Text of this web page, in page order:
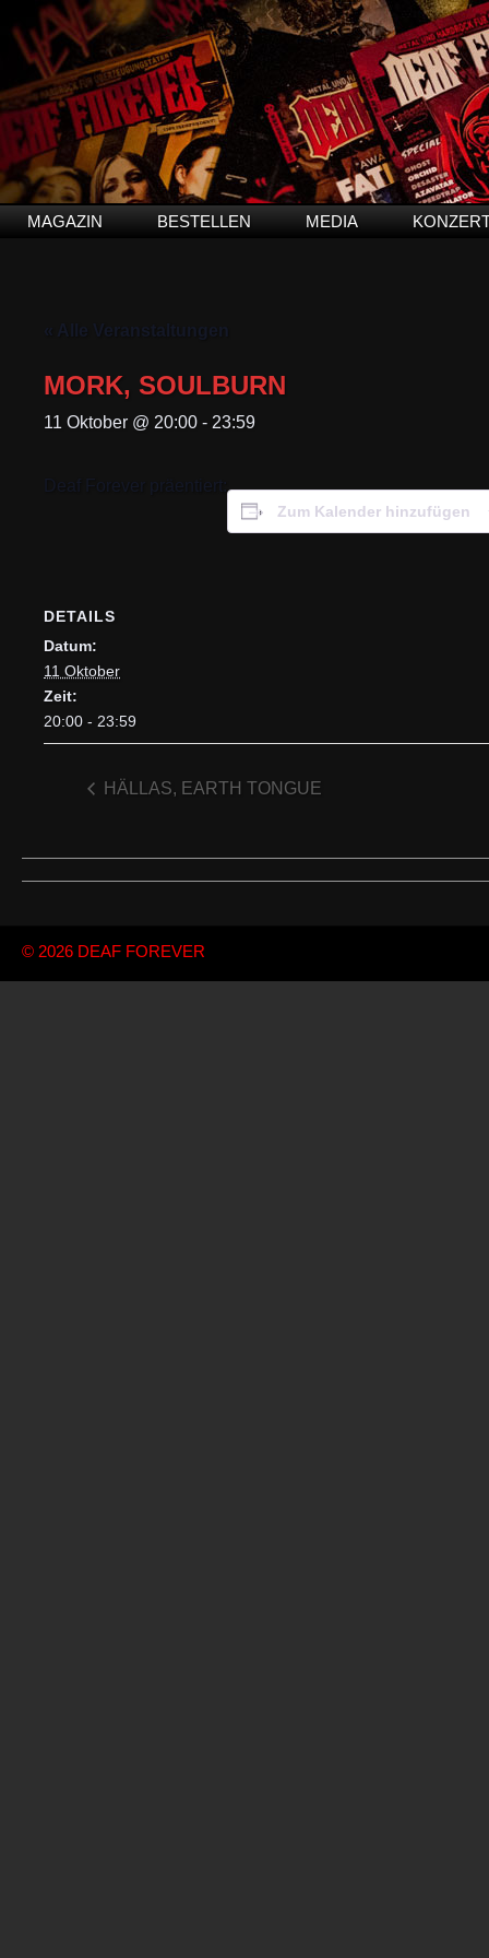
MAGAZIN BESTELLEN MEDIA
« Alle Veranstaltungen
MORK, SOULBURN
11 Oktober @ 20:00 - 23:59
Deaf Forever präentiert:
Zum Kalender hinzufügen
DETAILS
Datum:
11 Oktober
Zeit:
20:00 - 23:59
HÄLLAS, EARTH TONGUE
© 2026 DEAF FOREVER